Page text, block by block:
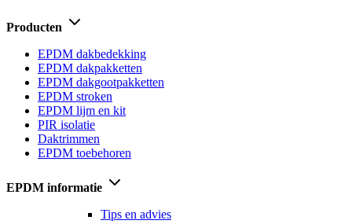
Producten
EPDM dakbedekking
EPDM dakpakketten
EPDM dakgootpakketten
EPDM stroken
EPDM lijm en kit
PIR isolatie
Daktrimmen
EPDM toebehoren
EPDM informatie
Tips en advies